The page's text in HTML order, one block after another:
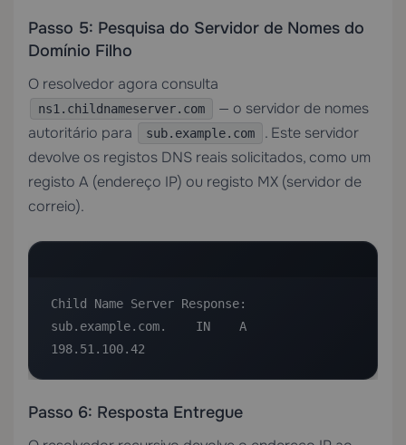
Passo 5: Pesquisa do Servidor de Nomes do
Domínio Filho
O resolvedor agora consulta
ns1.childnameserver.com
— o servidor de nomes
autoritário para
sub.example.com
. Este servidor
devolve os registos DNS reais solicitados, como um
registo A (endereço IP) ou registo MX (servidor de
correio).
Child Name Server Response:
sub.example.com.    IN    A
198.51.100.42
Passo 6: Resposta Entregue